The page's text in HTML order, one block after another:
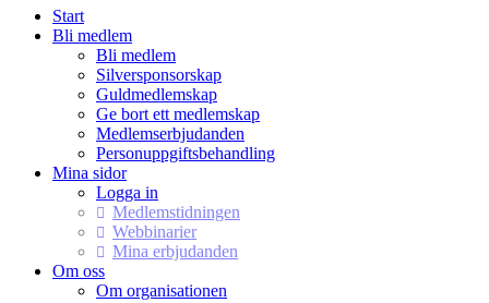
Start
Bli medlem
Bli medlem
Silversponsorskap
Guldmedlemskap
Ge bort ett medlemskap
Medlemserbjudanden
Personuppgiftsbehandling
Mina sidor
Logga in
Medlemstidningen
Webbinarier
Mina erbjudanden
Om oss
Om organisationen